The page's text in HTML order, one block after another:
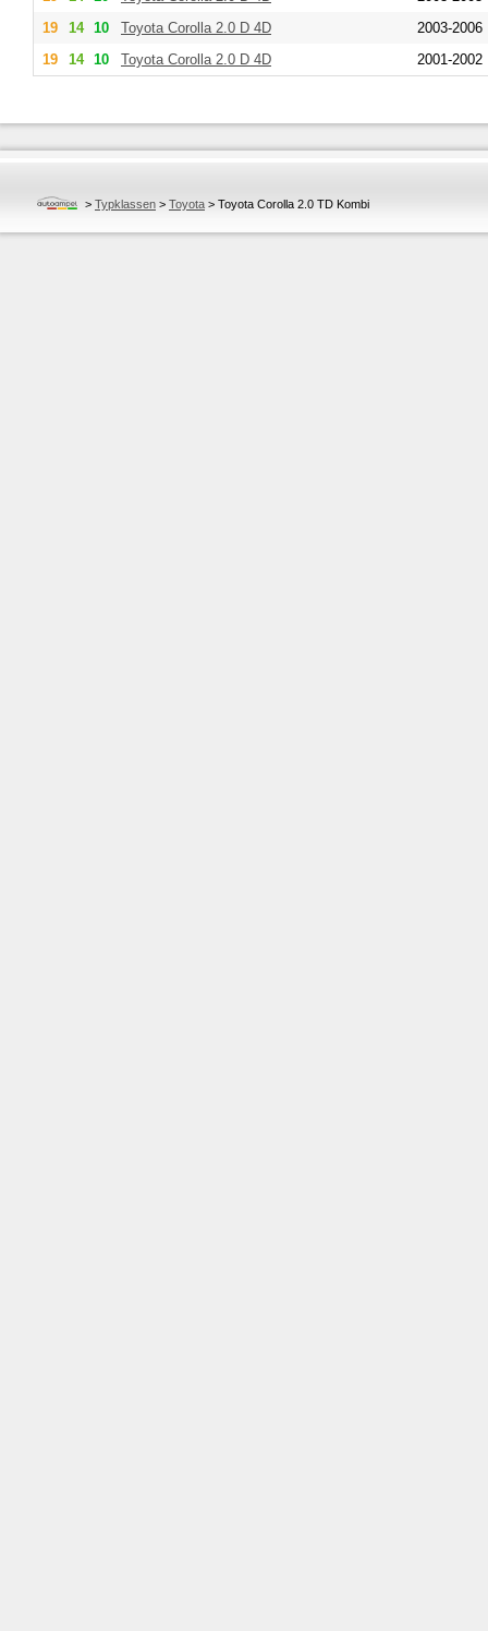
19
14 10 Toyota Corolla 2.0 D 4D
2003-2006
19
14 10 Toyota Corolla 2.0 D 4D 2001-2002
> Typklassen > Toyota > Toyota Corolla 2.0 TD Kombi